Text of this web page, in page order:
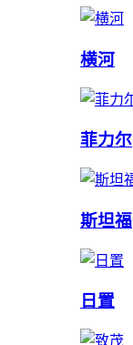
横河
菲力尔
斯坦福
日置